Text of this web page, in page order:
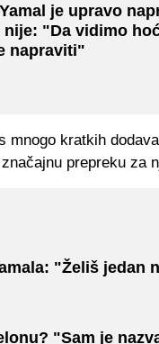
je upravo
"Da vidimo
napraviti"
mnogo kratkih
prepreku za
"Želiš jedan
"Sam je